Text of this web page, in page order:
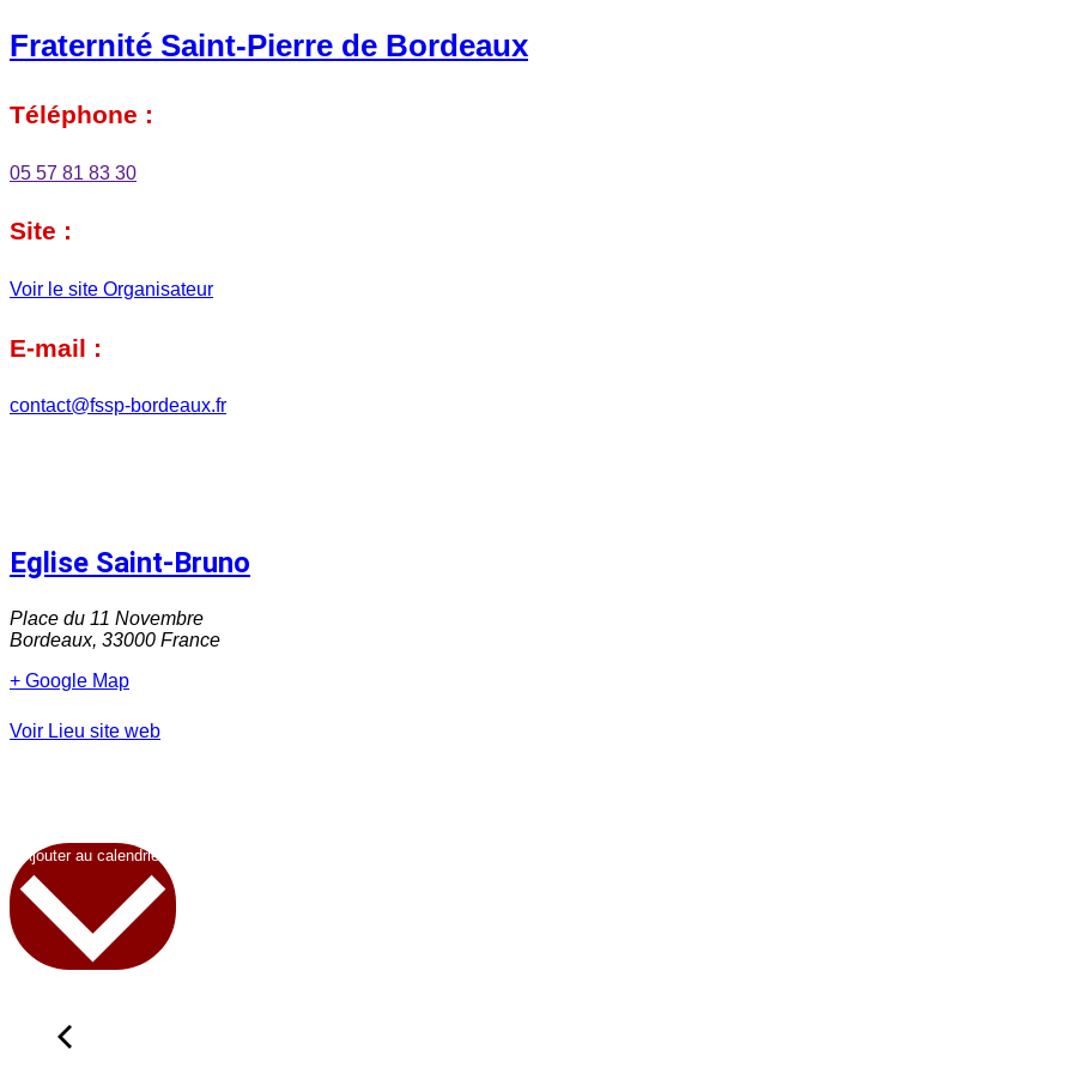
Fraternité Saint-Pierre de Bordeaux
Téléphone :
05 57 81 83 30
Site :
Voir le site Organisateur
E-mail :
contact@fssp-bordeaux.fr
Eglise Saint-Bruno
Place du 11 Novembre
Bordeaux, 33000 France
+ Google Map
Voir Lieu site web